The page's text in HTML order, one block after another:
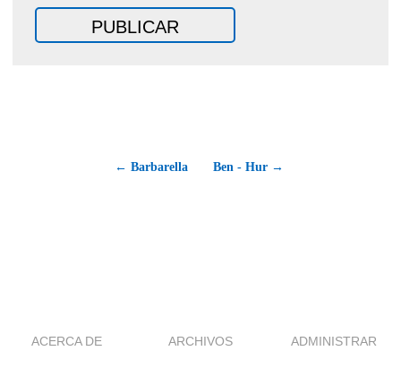
← Barbarella Ben - Hur →
ACERCA DE ARCHIVOS ADMINISTRAR